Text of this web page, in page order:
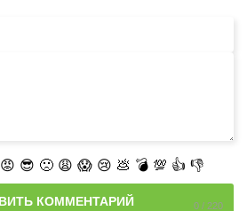
😡 😎 🙁 😩 😱 😢 💩 💣 💯 👍 👎
КОММЕНТАРИЙ